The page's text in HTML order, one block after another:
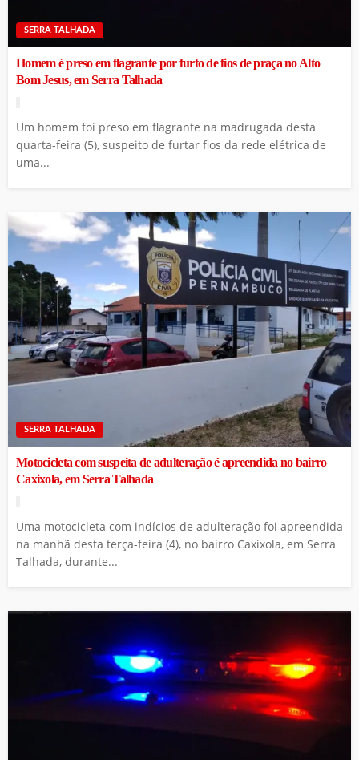
SERRA TALHADA
Homem é preso em flagrante por furto de fios de praça no Alto
Bom Jesus, em Serra Talhada
Um homem foi preso em flagrante na madrugada desta
quarta-feira (5), suspeito de furtar fios da rede elétrica de
uma...
SERRA TALHADA
Motocicleta com suspeita de adulteração é apreendida no bairro
Caxixola, em Serra Talhada
Uma motocicleta com indícios de adulteração foi apreendida
na manhã desta terça-feira (4), no bairro Caxixola, em Serra
Talhada, durante...